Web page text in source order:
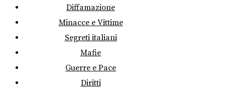
Diffamazione
Minacce e Vittime
Segreti italiani
Mafie
Guerre e Pace
Diritti